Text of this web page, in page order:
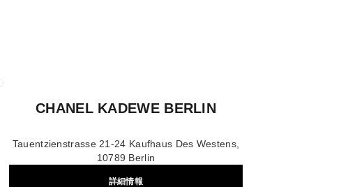
CHANEL KADEWE BERLIN
Tauentzienstrasse 21-24 Kaufhaus Des Westens,
10789 Berlin
詳細情報